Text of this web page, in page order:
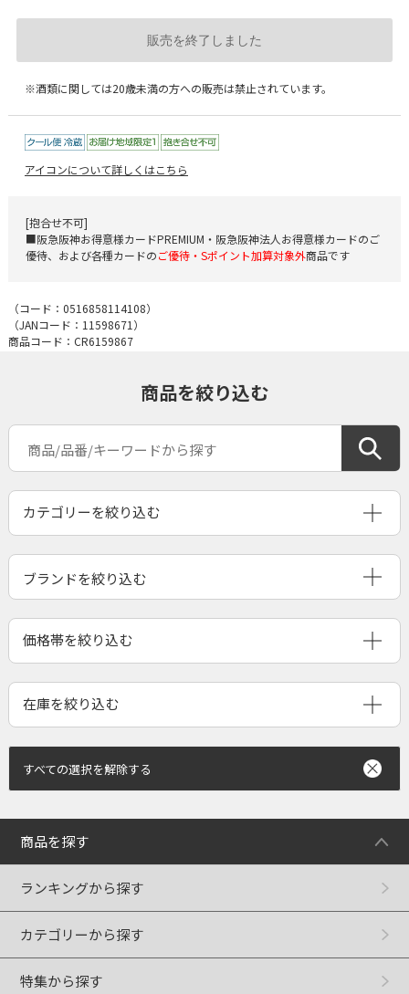
販売を終了しました
※酒類に関しては20歳未満の方への販売は禁止されています。
アイコンについて詳しくはこちら
[抱合せ不可]
■阪急阪神お得意様カードPREMIUM・阪急阪神法人お得意様カードのご
優待、および各種カードのご優待・Sポイント加算対象外商品です
（コード： 0516858114108）
（JANコード： 11598671 ）
商品コード：CR6159867
商品を絞り込む
ブランドを絞り込む
すべての選択を解除する
商品を探す
ランキングから探す
カテゴリーから探す
特集から探す